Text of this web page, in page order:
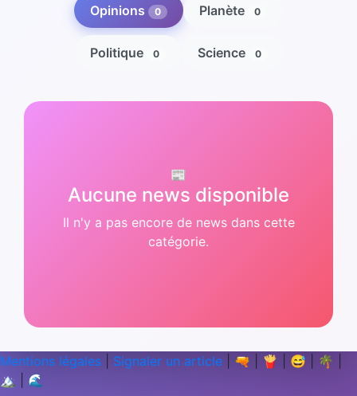
Opinions 0 Planète 0
Politique 0 Science 0
📰
Aucune news disponible
Il n'y a pas encore de news dans cette
catégorie.
Mentions légales Signaler un article 🔫 🍟 😅 🌴
🏔️
🌊